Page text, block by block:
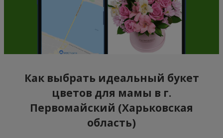
Как выбрать идеальный букет
цветов для мамы в г.
Первомайский (Харьковская
область)